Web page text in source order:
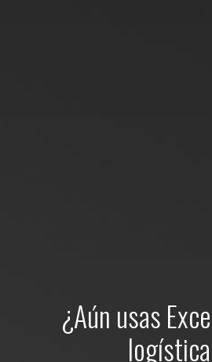
¿Aún usas